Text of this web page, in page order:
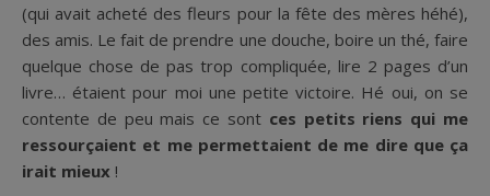
(qui avait acheté des fleurs pour la fête des mères héhé),
des amis. Le fait de prendre une douche, boire un thé, faire
quelque chose de pas trop compliquée, lire 2 pages d’un
livre… étaient pour moi une petite victoire. Hé oui, on se
contente de peu mais ce sont ces petits riens qui me
ressourçaient et me permettaient de me dire que ça
irait mieux !